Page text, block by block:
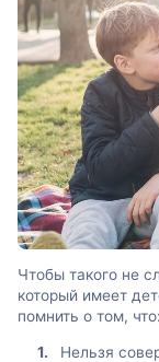
Чтобы такого не
который имеет
помнить о том, что:
Нельзя